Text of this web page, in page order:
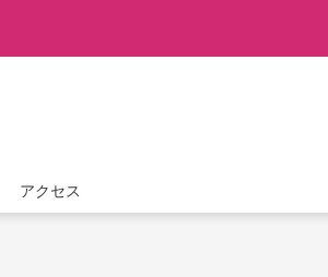
アクセス